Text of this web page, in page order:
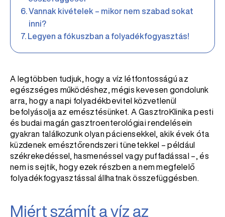
Vannak kivételek – mikor nem szabad sokat
inni?
Legyen a fókuszban a folyadékfogyasztás!
A legtöbben tudjuk, hogy a víz létfontosságú az
egészséges működéshez, mégis kevesen gondolunk
arra, hogy a napi folyadékbevitel közvetlenül
befolyásolja az emésztésünket. A GasztroKlinika pesti
és budai magán gasztroenterológiai rendelésein
gyakran találkozunk olyan páciensekkel, akik évek óta
küzdenek emésztőrendszeri tünetekkel – például
székrekedéssel, hasmenéssel vagy puffadással –, és
nem is sejtik, hogy ezek részben a nem megfelelő
folyadékfogyasztással állhatnak összefüggésben.
Miért számít a víz az